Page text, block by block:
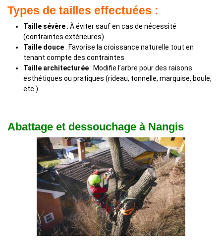
Types de tailles effectuées :
Taille sévère: À éviter sauf en cas de nécessité
(contraintes extérieures).
Taille douce: Favorise la croissance naturelle tout en
tenant compte des contraintes.
Taille architecturée: Modifie l’arbre pour des raisons
esthétiques ou pratiques (rideau, tonnelle, marquise, boule,
etc.).
Abattage et dessouchage à Nangis